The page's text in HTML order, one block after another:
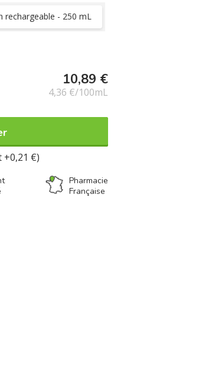
rechargeable - 250 mL
10,89 €
4,36 €/100mL
€)
Pharmacie
Française